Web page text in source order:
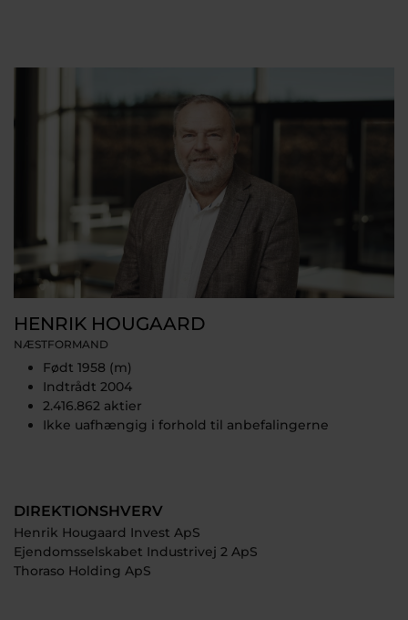
HENRIK HOUGAARD
NÆSTFORMAND
Født 1958 (m)
Indtrådt 2004
2.416.862 aktier
Ikke uafhængig i forhold til anbefalingerne
DIREKTIONSHVERV
Henrik Hougaard Invest ApS
Ejendomsselskabet Industrivej 2 ApS
Thoraso Holding ApS